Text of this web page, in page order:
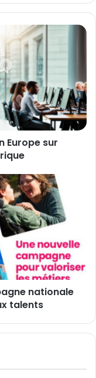
Europe sur
nationale
talents